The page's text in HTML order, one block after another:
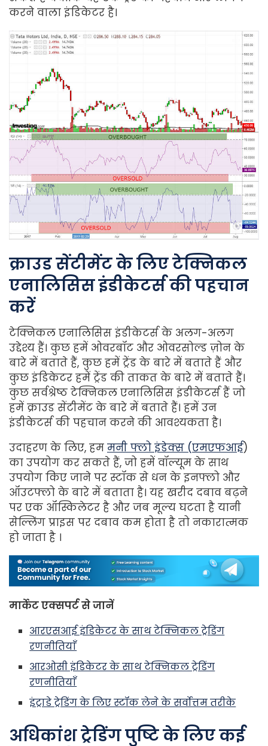
करने वाला इंडिकेटर है।
क्राउड सेंटीमेंट के लिए टेक्निकल
एनालिसिस इंडीकेटर्स की पहचान
करें
टेक्निकल एनालिसिस इंडीकेटर्स के अलग-अलग
उद्देश्य हैं। कुछ हमें ओवरबॉट और ओवरसोल्ड ज़ोन के
बारे में बताते हैं, कुछ हमें ट्रेंड के बारे में बताते हैं और
कुछ इंडिकेटर हमें ट्रेंड की ताकत के बारे में बताते हैं।
कुछ सर्वश्रेष्ठ टेक्निकल एनालिसिस इंडीकेटर्स हैं जो
हमें क्राउड सेंटीमेंट के बारे में बताते हैं। हमें उन
इंडीकेटर्स की पहचान करने की आवश्यकता है।
उदाहरण के लिए, हम मनी फ्लो इंडेक्स (एमएफआई)
का उपयोग कर सकते हैं, जो हमें वॉल्यूम के साथ
उपयोग किए जाने पर स्टॉक से धन के इनफ्लो और
ऑउटफ्लो के बारे में बताता है। यह खरीद दबाव बढ़ने
पर एक ऑस्किलेटर है और जब मूल्य घटता है यानी
सेल्लिंग प्राइस पर दबाव कम होता है तो नकारात्मक
हो जाता है ।
मार्केट एक्सपर्ट से जानें
आरएसआई इंडिकेटर के साथ टेक्निकल ट्रेडिंग
रणनीतियाँ
आरओसी इंडिकेटर के साथ टेक्निकल ट्रेडिंग
रणनीतियाँ
इंट्राडे ट्रेडिंगके लिए स्टॉक लेने के सर्वोत्तम तरीके
अधिकांशट्रेडिंगपुष्टिकेलिएकई